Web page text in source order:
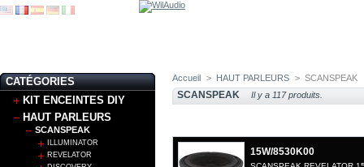
CATÉGORIES
KIT ENCEINTES DIY
HAUT PARLEURS
SCANSPEAK
ILLUMINATOR
REVELATOR
Accueil > HAUT PARLEURS > SCANSPEAK
SCANSPEAK Il y a 117 produits.
15W/8530K00